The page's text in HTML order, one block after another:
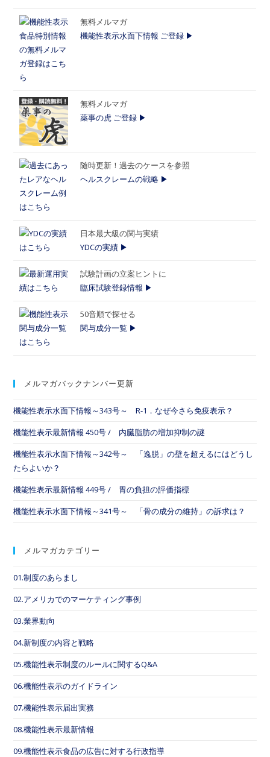
無料メルマガ
機能性表示水面下情報 ご登録 ▶
無料メルマガ
薬事の虎 ご登録 ▶
随時更新！過去のケースを参照
ヘルスクレームの戦略 ▶
日本最大級の関与実績
YDCの実績 ▶
試験計画の立案ヒントに
臨床試験登録情報 ▶
50音順で探せる
関与成分一覧 ▶
メルマガバックナンバー更新
機能性表示水面下情報～343号～ R-1．なぜ今さら免疫表示？
機能性表示最新情報 450号 / 内臓脂肪の増加抑制の謎
機能性表示水面下情報～342号～ 「逸脱」の壁を超えるにはどうし
たらよいか？
機能性表示最新情報 449号 / 胃の負担の評価指標
機能性表示水面下情報～341号～ 「骨の成分の維持」の訴求は？
メルマガカテゴリー
01.制度のあらまし
02.アメリカでのマーケティング事例
03.業界動向
04.新制度の内容と戦略
05.機能性表示制度のルールに関するQ&A
06.機能性表示のガイドライン
07.機能性表示届出実務
08.機能性表示最新情報
09.機能性表示食品の広告に対する行政指導